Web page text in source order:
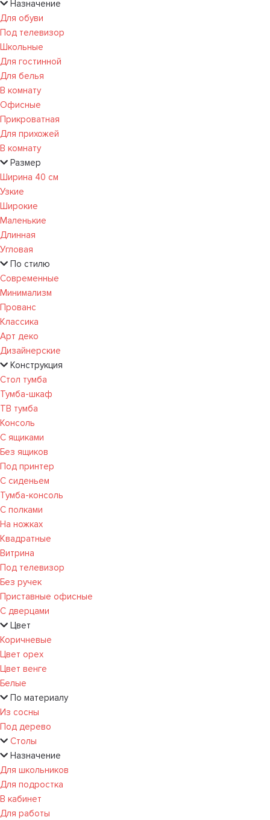
Назначение
Для обуви
Под телевизор
Школьные
Для гостинной
Для белья
В комнату
Офисные
Прикроватная
Для прихожей
В комнату
Размер
Ширина 40 см
Узкие
Широкие
Маленькие
Длинная
Угловая
По стилю
Современные
Минимализм
Прованс
Классика
Арт деко
Дизайнерские
Конструкция
Стол тумба
Тумба-шкаф
ТВ тумба
Консоль
С ящиками
Без ящиков
Под принтер
С сиденьем
Тумба-консоль
С полками
На ножках
Квадратные
Витрина
Под телевизор
Без ручек
Приставные офисные
С дверцами
Цвет
Коричневые
Цвет орех
Цвет венге
Белые
По материалу
Из сосны
Под дерево
Столы
Назначение
Для школьников
Для подростка
В кабинет
Для работы